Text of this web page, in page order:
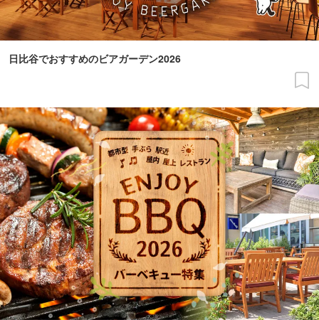
日比谷でおすすめのビアガーデン2026